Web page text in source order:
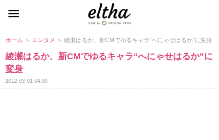
ホーム ＞ エンタメ ＞ 綾瀬はるか、新CMでゆるキャラ“へにゃせはるか”に変身
綾瀬はるか、新CMでゆるキャラ“へにゃせはるか”に
変身
2012-03-01 04:00